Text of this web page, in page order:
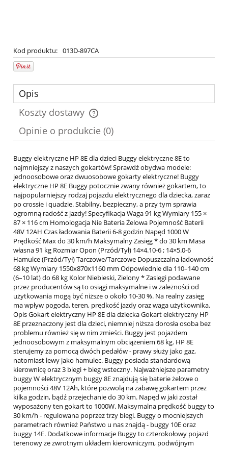
Kod produktu: 013D-897CA
Opis
Koszty dostawy
Cena nie zawiera ewentualnych kosztów płatności
Opinie o produkcie (0)
Buggy elektryczne HP 8E dla dzieci Buggy elektryczne 8E to
najmniejszy z naszych gokartów! Sprawdź obydwa modele:
jednoosobowe oraz dwuosobowe gokarty elektryczne! Buggy
elektryczne HP 8E Buggy potocznie zwany również gokartem, to
najpopularniejszy rodzaj pojazdu elektrycznego dla dziecka, zaraz
po crossie i quadzie. Stabilny, bezpieczny, a przy tym sprawia
ogromną radość z jazdy! Specyfikacja Waga 91 kg Wymiary 155 ×
87 × 116 cm Homologacja Nie Bateria Żelowa Pojemność Baterii
48V 12AH Czas ładowania Baterii 6-8 godzin Napęd 1000 W
Prędkość Max do 30 km/h Maksymalny Zasięg * do 30 km Masa
własna 91 kg Rozmiar Opon (Przód/Tył) 14×4.10-6 ; 14×5.0-6
Hamulce (Przód/Tył) Tarczowe/Tarczowe Dopuszczalna ładowność
68 kg Wymiary 1550x870x1160 mm Odpowiednie dla 110–140 cm
(6–10 lat) do 68 kg Kolor Niebieski, Zielony * Zasięgi podawane
przez producentów są to osiągi maksymalne i w zależności od
użytkowania mogą być niższe o około 10-30 %. Na realny zasięg
ma wpływ pogoda, teren, prędkość jazdy oraz waga użytkownika.
Opis Gokart elektryczny HP 8E dla dziecka Gokart elektryczny HP
8E przeznaczony jest dla dzieci, niemniej niższa dorosła osoba bez
problemu również się w nim zmieści. Buggy jest pojazdem
jednoosobowym z maksymalnym obciążeniem 68 kg. HP 8E
sterujemy za pomocą dwóch pedałów - prawy służy jako gaz,
natomiast lewy jako hamulec. Buggy posiada standardową
kierownicę oraz 3 biegi + bieg wsteczny. Najważniejsze parametry
buggy W elektrycznym buggy 8E znajdują się baterie żelowe o
pojemności 48V 12Ah, które pozwolą na zabawę gokartem przez
kilka godzin, bądź przejechanie do 30 km. Napęd w jaki został
wyposażony ten gokart to 1000W. Maksymalna prędkość buggy to
30 km/h - regulowana poprzez trzy biegi. Buggy o mocniejszych
parametrach również Państwo u nas znajdą - buggy 10E oraz
buggy 14E. Dodatkowe informacje Buggy to czterokołowy pojazd
terenowy ze zwrotnym układem kierowniczym, podwójnym